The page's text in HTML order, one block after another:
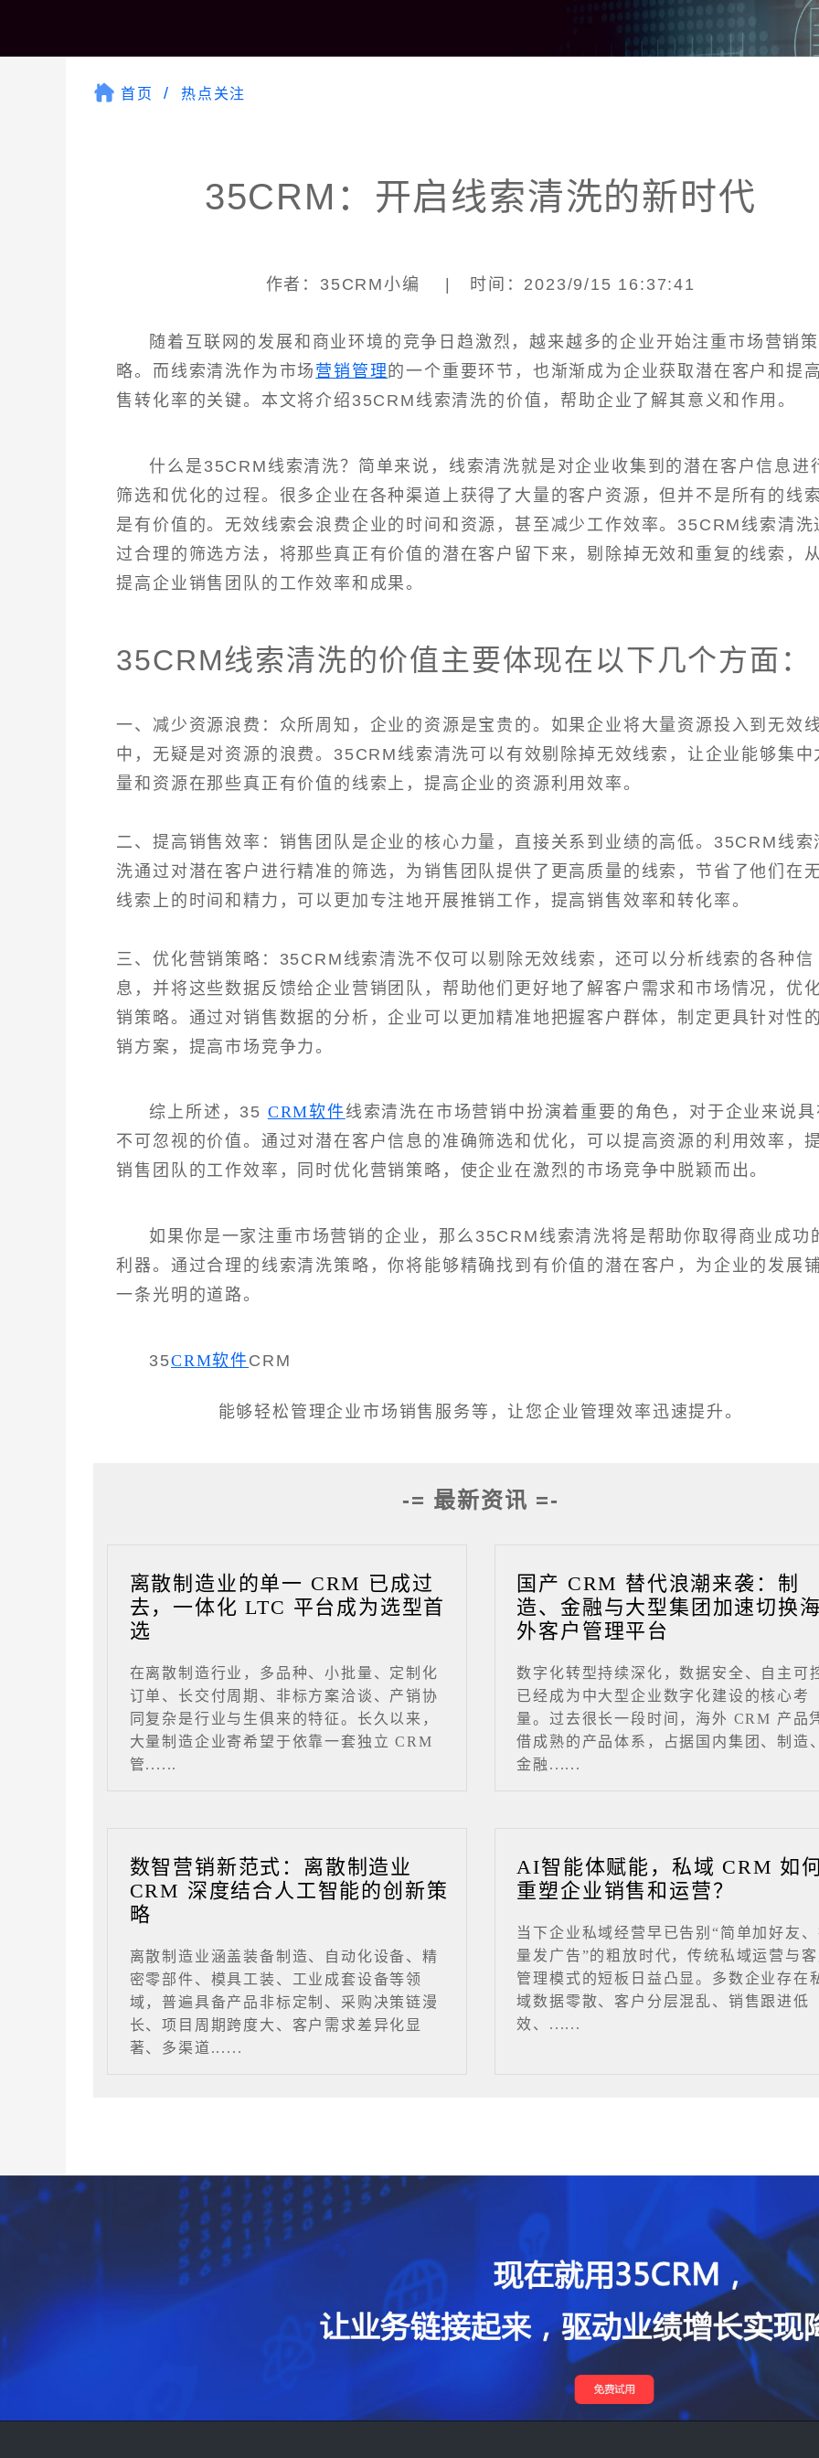
首页 热点关注
35CRM：开启线索清洗的新时代
作者：35CRM小编 | 时间：2023/9/15 16:37:41
随着互联网的发展和商业环境的竞争日趋激烈，越来越多的企业开始注重市场营销策
略。而线索清洗作为市场 营销管理的一个重要环节，也渐渐成为企业获取潜在客户和提
售转化率的关键。本文将介绍35CRM线索清洗的价值，帮助企业了解其意义和作用。
什么是35CRM线索清洗？简单来说，线索清洗就是对企业收集到的潜在客户信息进
筛选和优化的过程。很多企业在各种渠道上获得了大量的客户资源，但并不是所有的线
是有价值的。无效线索会浪费企业的时间和资源，甚至减少工作效率。35CRM线索清洗
过合理的筛选方法，将那些真正有价值的潜在客户留下来，剔除掉无效和重复的线索，
提高企业销售团队的工作效率和成果。
35CRM线索清洗的价值主要体现在以下几个方面：
一、减少资源浪费：众所周知，企业的资源是宝贵的。如果企业将大量资源投入到无效
中，无疑是对资源的浪费。35CRM线索清洗可以有效剔除掉无效线索，让企业能够集中
量和资源在那些真正有价值的线索上，提高企业的资源利用效率。
二、提高销售效率：销售团队是企业的核心力量，直接关系到业绩的高低。35CRM线索
洗通过对潜在客户进行精准的筛选，为销售团队提供了更高质量的线索，节省了他们在
线索上的时间和精力，可以更加专注地开展推销工作，提高销售效率和转化率。
三、优化营销策略：35CRM线索清洗不仅可以剔除无效线索，还可以分析线索的各种信
息，并将这些数据反馈给企业营销团队，帮助他们更好地了解客户需求和市场情况，优
销策略。通过对销售数据的分析，企业可以更加精准地把握客户群体，制定更具针对性
销方案，提高市场竞争力。
综上所述，35 CRM软件线索清洗在市场营销中扮演着重要的角色，对于企业来说具
不可忽视的价值。通过对潜在客户信息的准确筛选和优化，可以提高资源的利用效率，
销售团队的工作效率，同时优化营销策略，使企业在激烈的市场竞争中脱颖而出。
如果你是一家注重市场营销的企业，那么35CRM线索清洗将是帮助你取得商业成功
利器。通过合理的线索清洗策略，你将能够精确找到有价值的潜在客户，为企业的发展
一条光明的道路。
35CRM软件CRM
能够轻松管理企业市场销售服务等，让您企业管理效率迅速提升。
-= 最新资讯 =-
离散制造业的单一 CRM 已成过
去，一体化 LTC 平台成为选型首
选
在离散制造行业，多品种、小批量、定制化
订单、长交付周期、非标方案洽谈、产销协
同复杂是行业与生俱来的特征。长久以来，
大量制造企业寄希望于依靠一套独立 CRM
管......
国产 CRM 替代浪潮来袭：制
造、金融与大型集团加速切换海
外客户管理平台
数字化转型持续深化，数据安全、自主可
已经成为中大型企业数字化建设的核心考
量。过去很长一段时间，海外 CRM 产品
借成熟的产品体系，占据国内集团、制造、
金融......
数智营销新范式：离散制造业
CRM 深度结合人工智能的创新策
略
离散制造业涵盖装备制造、自动化设备、精
密零部件、模具工装、工业成套设备等领
域，普遍具备产品非标定制、采购决策链漫
长、项目周期跨度大、客户需求差异化显
著、多渠道......
AI智能体赋能，私域 CRM 如
重塑企业销售和运营？
当下企业私域经营早已告别“简单加好友
量发广告”的粗放时代，传统私域运营与客
管理模式的短板日益凸显。多数企业存在
域数据零散、客户分层混乱、销售跟进低
效、......